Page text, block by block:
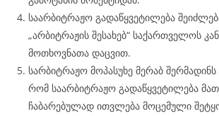
საარბიტრაჟო გადაწყვეტილება
„არბიტრაჟის შესახებ“ საქართველოს
მოთხოვნათა დაცვით.
სარბიტრაჟო მოპასუხე მერაბ
რომ საარბიტრაჟო გადაწყვეტილება
ჩაბარებულად ითვლება მოცემული